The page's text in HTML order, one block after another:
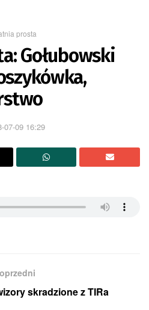
prosta
Gołubowski
07-09 16:29
skradzione z TIRa